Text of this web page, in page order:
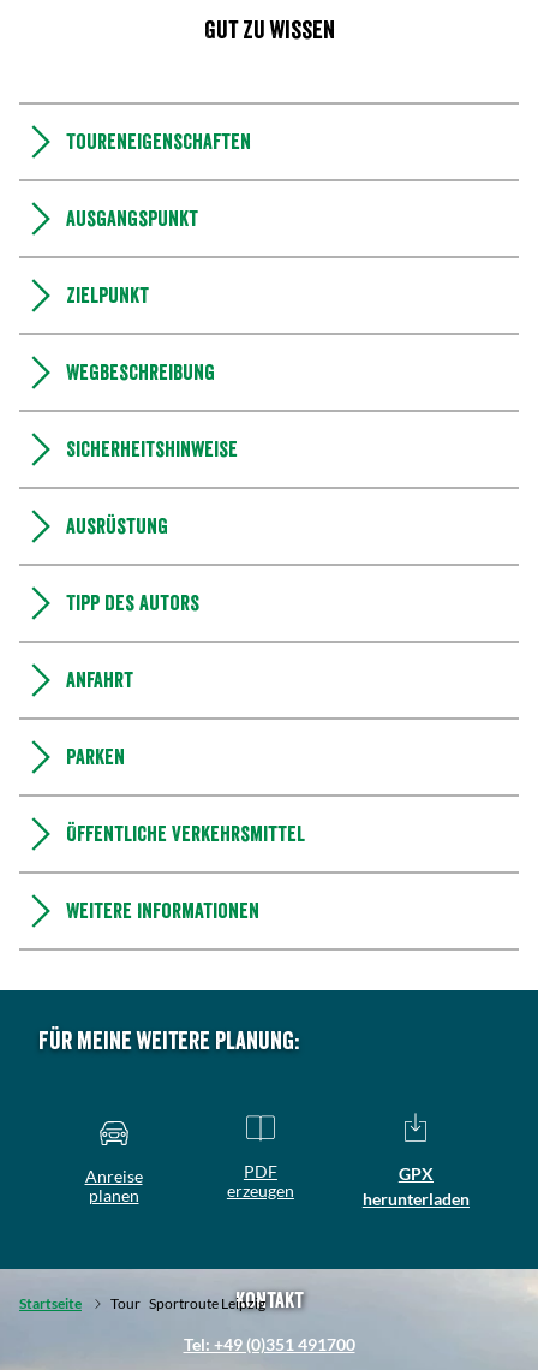
Gut zu wissen
Toureneigenschaften
Ausgangspunkt
Zielpunkt
Wegbeschreibung
Sicherheitshinweise
Ausrüstung
Tipp des Autors
Anfahrt
Parken
Öffentliche Verkehrsmittel
Weitere Informationen
Für meine weitere Planung:
Anreise
planen
PDF
erzeugen
GPX
herunterladen
Startseite Tour Sportroute LeipzigKontakt
Tel: +49 (0)351 491700